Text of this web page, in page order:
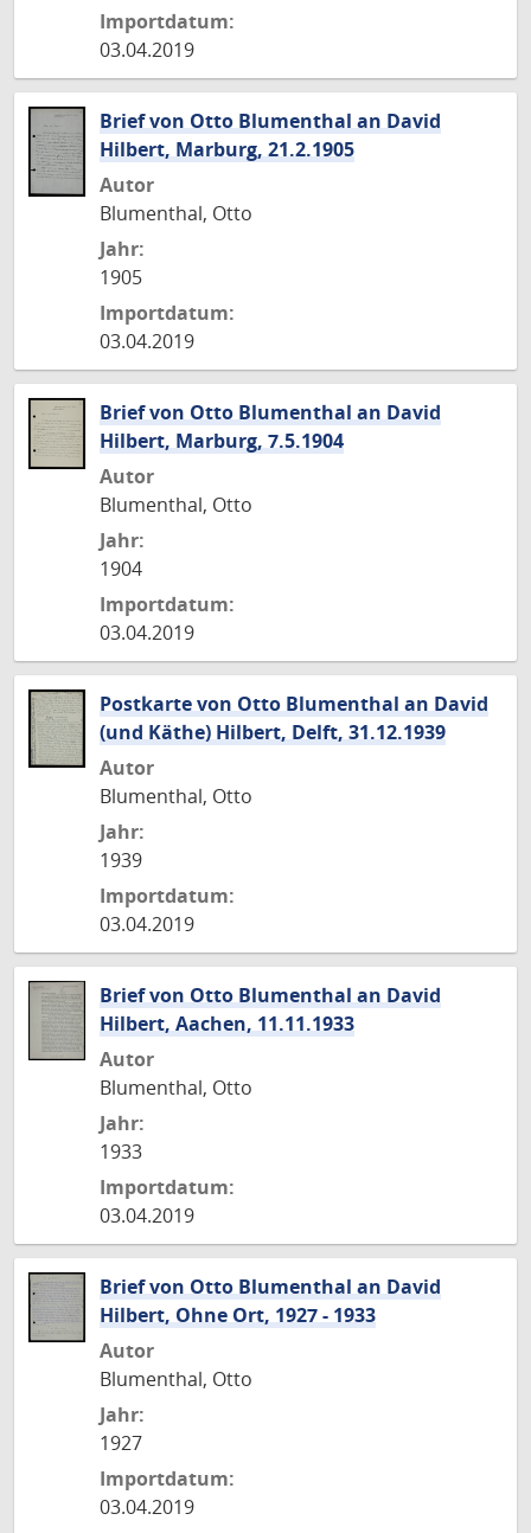
Importdatum:
03.04.2019
Brief von Otto Blumenthal an David
Hilbert, Marburg, 21.2.1905
Autor
Blumenthal, Otto
Jahr:
1905
Importdatum:
03.04.2019
Brief von Otto Blumenthal an David
Hilbert, Marburg, 7.5.1904
Autor
Blumenthal, Otto
Jahr:
1904
Importdatum:
03.04.2019
Postkarte von Otto Blumenthal an David
(und Käthe) Hilbert, Delft, 31.12.1939
Autor
Blumenthal, Otto
Jahr:
1939
Importdatum:
03.04.2019
Brief von Otto Blumenthal an David
Hilbert, Aachen, 11.11.1933
Autor
Blumenthal, Otto
Jahr:
1933
Importdatum:
03.04.2019
Brief von Otto Blumenthal an David
Hilbert, Ohne Ort, 1927 - 1933
Autor
Blumenthal, Otto
Jahr:
1927
Importdatum:
03.04.2019